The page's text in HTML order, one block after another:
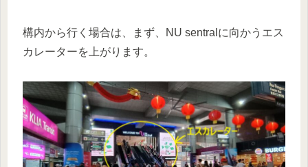
構内から行く場合は、まず、NU sentralに向かうエス
カレーターを上がります。